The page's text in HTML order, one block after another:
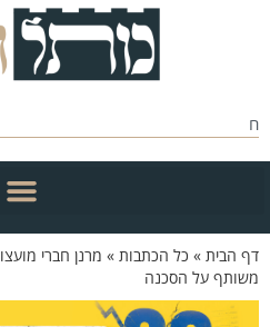
הבית»כל הכתבות»מרנן חברי מועצות
על הסכנה